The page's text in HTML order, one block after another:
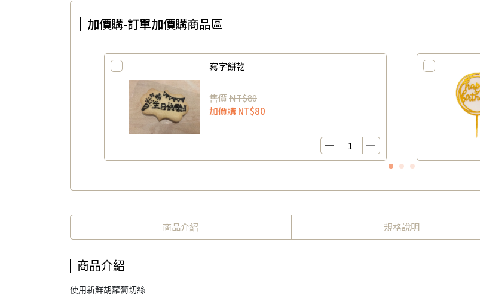
加價購-訂單加價購商品區
寫字餅乾
售價NT$80
加價購NT$80
商品介紹 規格說明
商品介紹
使用新鮮胡蘿蔔切絲